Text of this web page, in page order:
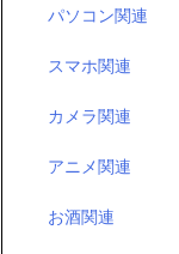
パソコン関連
スマホ関連
カメラ関連
アニメ関連
お酒関連